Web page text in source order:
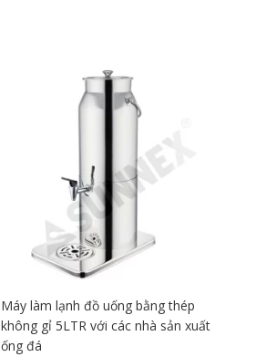
Máy làm lạnh đồ uống bằng thép
không gỉ 5LTR với các nhà sản xuất
ống đá